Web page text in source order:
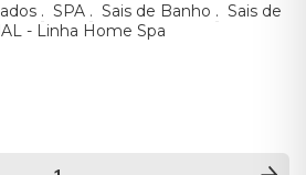
. SPA . Sais de Banho . Sais de
- Linha Home Spa